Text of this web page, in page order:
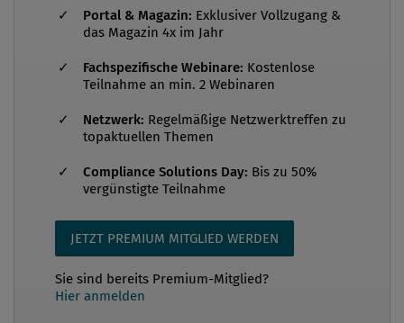
schlimmsten Fall negativ auf Unternehmenswert,
Geschäftsbeziehungen und Reputation auswirken
können. Die gute Nachricht ist: Man kann mit der
richtigen Vorbereitung den Schaden für das
Unternehmen sehr gut klein halten...
Portal & Magazin: Exklusiver Vollzugang &
das Magazin 4x im Jahr
Fachspezifische Webinare: Kostenlose
Teilnahme an min. 2 Webinaren
Netzwerk: Regelmäßige Netzwerktreffen zu
topaktuellen Themen
Compliance Solutions Day: Bis zu 50%
vergünstigte Teilnahme
JETZT PREMIUM MITGLIED WERDEN
Sie sind bereits Premium-Mitglied?
Hier anmelden